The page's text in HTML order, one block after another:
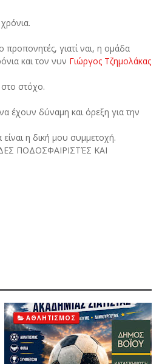
γιατί ναι, η ομάδα
και τον νυν Γιώργος Τζημολάκας
στο στόχο.
έχουν δύναμη και όρεξη για την
η δική μου συμμετοχή.
ΠΟΔΟΣΦΑΙΡΙΣΤΈΣ ΚΑΙ
ΑΘΛΗΤΙΣΜΟΣ